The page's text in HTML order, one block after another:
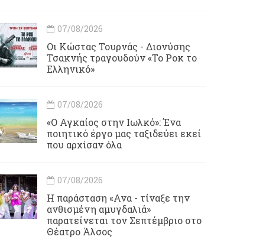
07/08/2026
Οι Κώστας Τουρνάς - Διονύσης
Τσακνής τραγουδούν «Το Ροκ το
Ελληνικό»
07/08/2026
«Ο Αγκαίος στην Ιωλκό»: Ένα
ποιητικό έργο μας ταξιδεύει εκεί
που αρχίσαν όλα
07/08/2026
Η παράσταση «Ανα - τίναξε την
ανθισμένη αμυγδαλιά»
παρατείνεται τον Σεπτέμβριο στο
Θέατρο Άλσος